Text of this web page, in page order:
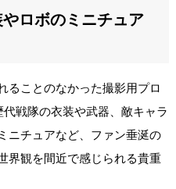
ロボのミニチュア
ることのなかった撮影用プロ
戦隊の衣装や武器、敵キャラ
ニチュアなど、ファン垂涎の
界観を間近で感じられる貴重